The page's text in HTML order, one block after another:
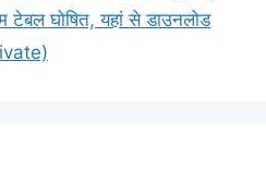
टेबल घोषित, यहां से डाउनलोड